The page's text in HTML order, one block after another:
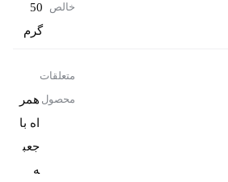
خالص
50
گرم
متعلقات
محصول همر
اه با
جعب